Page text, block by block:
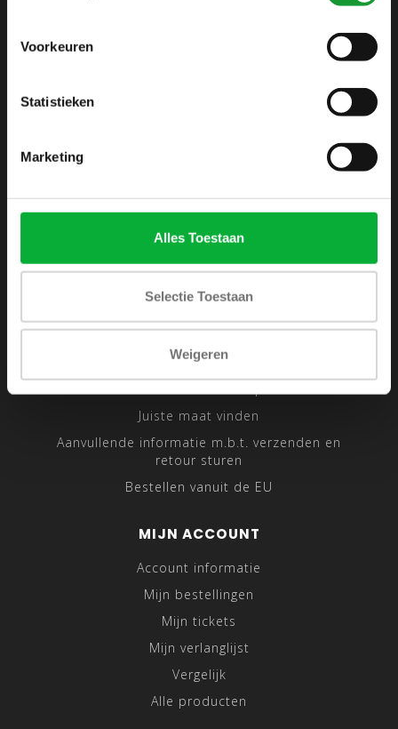
Voorkeuren
Statistieken
Marketing
Alles Toestaan
Selectie Toestaan
Weigeren
Disclaimer
Privacy Policy
Sitemap
Traveling Tailor
Juiste maat vinden
Aanvullende informatie m.b.t. verzenden en
retour sturen
Bestellen vanuit de EU
MIJN ACCOUNT
Account informatie
Mijn bestellingen
Mijn tickets
Mijn verlanglijst
Vergelijk
Alle producten